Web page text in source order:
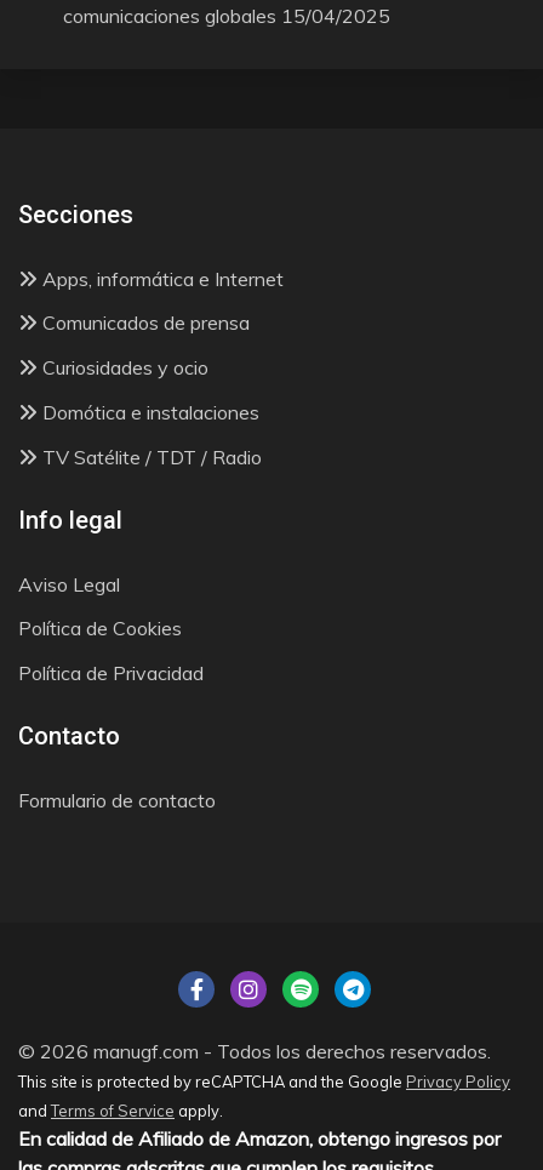
comunicaciones globales 15/04/2025
Secciones
Apps, informática e Internet
Comunicados de prensa
Curiosidades y ocio
Domótica e instalaciones
TV Satélite / TDT / Radio
Info legal
Aviso Legal
Política de Cookies
Política de Privacidad
Contacto
Formulario de contacto
© 2026 manugf.com - Todos los derechos reservados.
This site is protected by reCAPTCHA and the Google Privacy Policy
andTerms of Service apply.
En calidad de Afiliado de Amazon, obtengo ingresos por